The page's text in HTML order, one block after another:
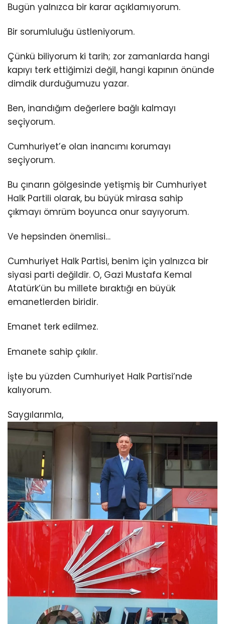
Bugün yalnızca bir karar açıklamıyorum.
Bir sorumluluğu üstleniyorum.
Çünkü biliyorum ki tarih; zor zamanlarda hangi
kapıyı terk ettiğimizi değil, hangi kapının önünde
dimdik durduğumuzu yazar.
Ben, inandığım değerlere bağlı kalmayı
seçiyorum.
Cumhuriyet’e olan inancımı korumayı
seçiyorum.
Bu çınarın gölgesinde yetişmiş bir Cumhuriyet
Halk Partili olarak, bu büyük mirasa sahip
çıkmayı ömrüm boyunca onur sayıyorum.
Ve hepsinden önemlisi…
Cumhuriyet Halk Partisi, benim için yalnızca bir
siyasi parti değildir. O, Gazi Mustafa Kemal
Atatürk’ün bu millete bıraktığı en büyük
emanetlerden biridir.
Emanet terk edilmez.
Emanete sahip çıkılır.
İşte bu yüzden Cumhuriyet Halk Partisi’nde
kalıyorum.
Saygılarımla,